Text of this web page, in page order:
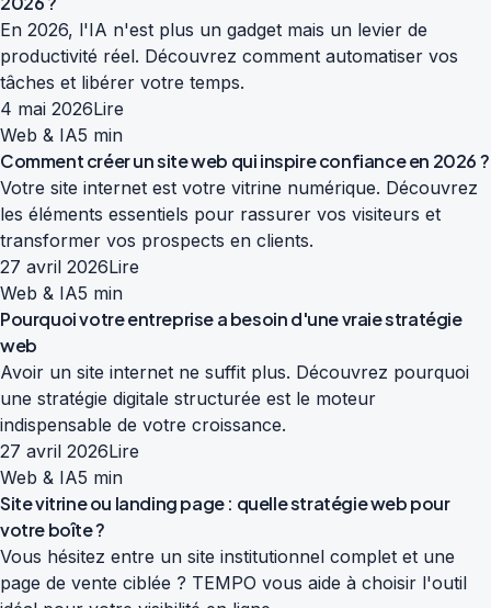
En 2026, l'IA n'est plus un gadget mais un levier de
productivité réel. Découvrez comment automatiser vos
tâches et libérer votre temps.
4 mai 2026Lire
Web & IA5 min
Comment créer un site web qui inspire confiance en 2026 ?
Votre site internet est votre vitrine numérique. Découvrez
les éléments essentiels pour rassurer vos visiteurs et
transformer vos prospects en clients.
27 avril 2026Lire
Web & IA5 min
Pourquoi votre entreprise a besoin d'une vraie stratégie
web
Avoir un site internet ne suffit plus. Découvrez pourquoi
une stratégie digitale structurée est le moteur
indispensable de votre croissance.
27 avril 2026Lire
Web & IA5 min
Site vitrine ou landing page : quelle stratégie web pour
votre boîte ?
Vous hésitez entre un site institutionnel complet et une
page de vente ciblée ? TEMPO vous aide à choisir l'outil